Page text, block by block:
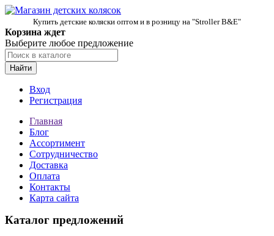
Купить детские коляски оптом и в розницу на "Stroller B&E"
Корзина ждет
Выберите любое предложение
Найти
Вход
Регистрация
Главная
Блог
Ассортимент
Сотрудничество
Доставка
Оплата
Контакты
Карта сайта
Каталог предложений